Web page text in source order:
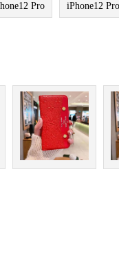
Pro iPhone12